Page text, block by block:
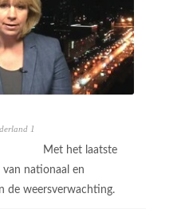
1
Met het laatste
van nationaal en
de weersverwachting.